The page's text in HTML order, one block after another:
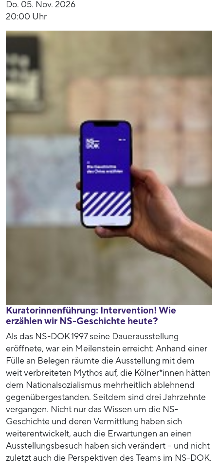
Do. 05. Nov. 2026
20:00 Uhr
Kuratorinnenführung: Intervention! Wie
erzählen wir NS-Geschichte heute?
Als das NS-DOK 1997 seine Dauerausstellung
eröffnete, war ein Meilenstein erreicht: Anhand einer
Fülle an Belegen räumte die Ausstellung mit dem
weit verbreiteten Mythos auf, die Kölner*innen hätten
dem Nationalsozialismus mehrheitlich ablehnend
gegenübergestanden. Seitdem sind drei Jahrzehnte
vergangen. Nicht nur das Wissen um die NS-
Geschichte und deren Vermittlung haben sich
weiterentwickelt, auch die Erwartungen an einen
Ausstellungsbesuch haben sich verändert – und nicht
zuletzt auch die Perspektiven des Teams im NS-DOK.